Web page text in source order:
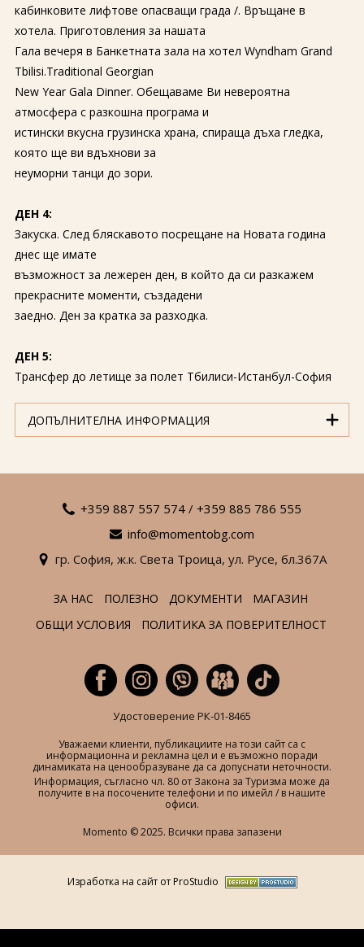
кабинковите лифтове опасващи града /. Връщане в
хотела. Приготовления за нашата
Гала вечеря в Банкетната зала на хотел Wyndham Grand
Tbilisi.Traditional Georgian
New Year Gala Dinner. Обещаваме Ви невероятна
атмосфера с разкошна програма и
истински вкусна грузинска храна, спираща дъха гледка,
която ще ви вдъхнови за
неуморни танци до зори.
ДЕН 4:
Закуска. След бляскавото посрещане на Новата година
днес ще имате
възможност за лежерен ден, в който да си разкажем
прекрасните моменти, създадени
заедно. Ден за кратка за разходка.
ДЕН 5:
Трансфер до летище за полет Тбилиси-Истанбул-София
ДОПЪЛНИТЕЛНА ИНФОРМАЦИЯ
+359 887 557 574 / +359 885 786 555
info@momentobg.com
гр. София, ж.к. Света Троица, ул. Русе, бл.367А
ЗА НАС ПОЛЕЗНО ДОКУМЕНТИ
МАГАЗИН
ОБЩИ УСЛОВИЯ
ПОЛИТИКА ЗА ПОВЕРИТЕЛНОСТ
Удостоверение РК-01-8465
Уважаеми клиенти, публикациите на този сайт са с
информационна и рекламна цел и е възможно поради
динамиката на ценообразуване да са допуснати неточности.
Информация, съгласно чл. 80 от Закона за Туризма може да
получите в на посочените телефони и по имейл / в нашите
офиси.
Momento © 2025. Всички права запазени
Изработка на сайт от ProStudio